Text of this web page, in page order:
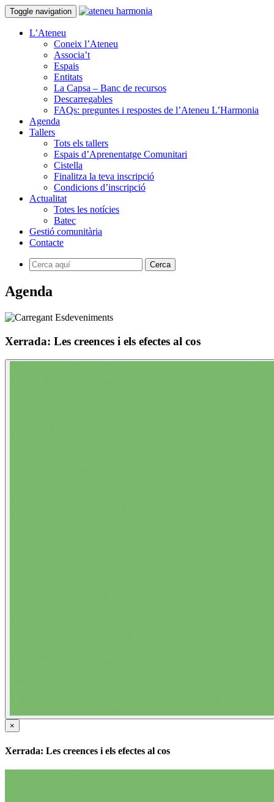
Toggle navigation
L’Ateneu
Coneix l’Ateneu
Associa’t
Espais
Entitats
La Capsa – Banc de recursos
Descarregables
FAQs: preguntes i respostes de l’Ateneu L’Harmonia
Agenda
Tallers
Tots els tallers
Espais d’Aprenentatge Comunitari
Cistella
Finalitza la teva inscripció
Condicions d’inscripció
Actualitat
Totes les notícies
Batec
Gestió comunitària
Contacte
Agenda
Xerrada: Les creences i els efectes al cos
×
Xerrada: Les creences i els efectes al cos